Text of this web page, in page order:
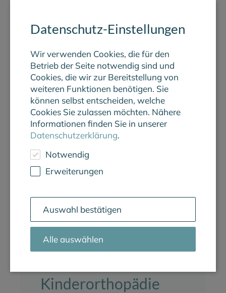
MENÜ
MVZ fürOrthopädie
Kinderorthopädie
Datenschutz-Einstellungen
Wir verwenden Cookies, die für den
Betrieb der Seite notwendig sind und
Cookies, die wir zur Bereitstellung von
weiteren Funktionen benötigen. Sie
können selbst entscheiden, welche
Cookies Sie zulassen möchten. Nähere
Informationen finden Sie in unserer
Datenschutzerklärung.
Notwendig
Erweiterungen
Auswahl bestätigen
Alle auswählen